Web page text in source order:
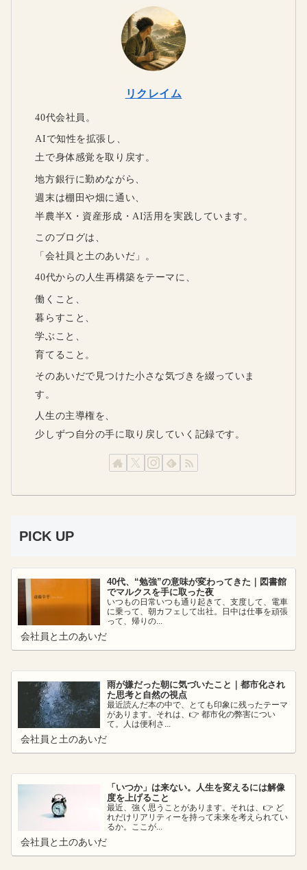
リクレイム
40代会社員。
AIで知性を拡張し、
土で身体感覚を取り戻す。
地方銀行に勤めながら、
週末は棚田や畑に通い、
半農半X・資産形成・AI活用を実践しています。
このブログは、
「会社員と土のあいだ」。
40代からの人生再構築をテーマに、
働くこと、
暮らすこと、
学ぶこと、
育てること。
そのあいだで見つけた小さな気づきを綴っていま
す。
人生の主導権を、
少しずつ自分の手に取り戻していく記録です。
PICK UP
40代、“勉強”の意味が変わってきた｜図書館
でマルクスを手に取った夜
いつもの日常いつも通り起きて、支度して、電車
に乗って、朝カフェして出社。日中は仕事を頑張
って、帰りの...
会社員と土のあいだ
雨が嫌だった朝に気づいたこと｜都市化され
た思考と自然の視点
最近読んだ本の中で、とても印象に残ったテーマ
があります。それは、👉 都市化の弊害につい
て。人は便利さ...
会社員と土のあいだ
「いつか」は来ない。人生を変えるには解像
度を上げること
最近、強く思うことがあります。それは、👉 ど
れだけリアリティーを持って未来を考えられてい
るか。ここが...
会社員と土のあいだ